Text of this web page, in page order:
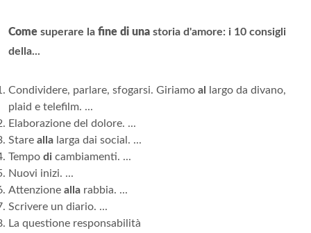
Come superare la fine di una storia d'amore: i 10 consigli
della...
Condividere, parlare, sfogarsi. Giriamo al
largo da divano,
plaid e telefilm. ...
Elaborazione del dolore. ...
Stare alla larga dai social. ...
Tempo di cambiamenti. ...
Nuovi inizi. ...
Attenzione alla rabbia. ...
Scrivere un diario. ...
La questione responsabilità